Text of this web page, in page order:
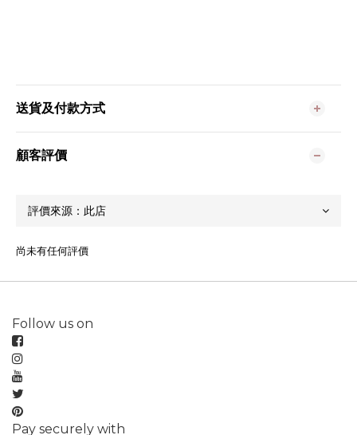
送貨及付款方式
顧客評價
尚未有任何評價
Follow us on
Pay securely with